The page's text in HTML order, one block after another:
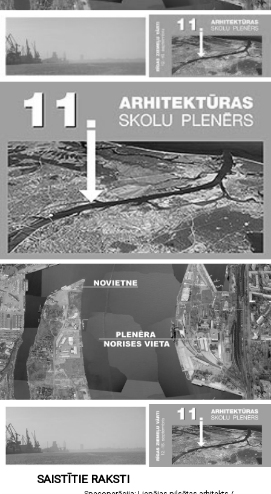
SAISTĪTIE RAKSTI